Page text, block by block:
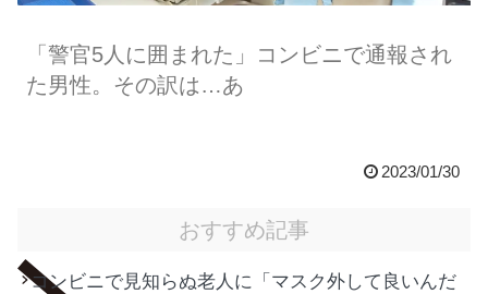
「警官5人に囲まれた」コンビニで通報され
た男性。その訳は…あ
2023/01/30
おすすめ記事
コンビニで見知らぬ老人に「マスク外して良いんだ